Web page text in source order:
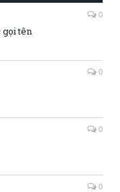
0
gọi tên
0
0
0